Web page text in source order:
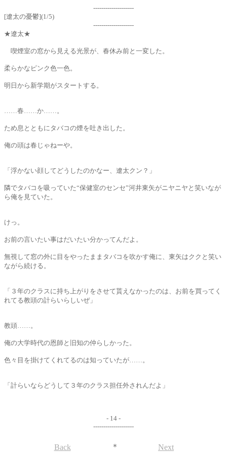
--------------------
[遼太の憂鬱](1/5)
--------------------
★遼太★
喫煙室の窓から見える光景が、春休み前と一変した。
柔らかなピンク色一色。
明日から新学期がスタートする。
……春……か……。
ため息とともにタバコの煙を吐き出した。
俺の頭は春じゃねーや。
「浮かない顔してどうしたのかなー、遼太クン？」
隣でタバコを吸っていた“保健室のセンセ”河井東矢がニヤニヤと笑いなが
ら俺を見ていた。
けっ。
お前の言いたい事はだいたい分かってんだよ。
無視して窓の外に目をやったままタバコを吹かす俺に、東矢はククと笑い
ながら続ける。
「３年のクラスに持ち上がりをさせて貰えなかったのは、お前を買ってく
れてる教頭の計らいらしいぜ」
教頭……。
俺の大学時代の恩師と旧知の仲らしかった。
色々目を掛けてくれてるのは知っていたが……。
「計らいならどうして３年のクラス担任外されんだよ」
- 14 -
--------------------
Back ＊ Next